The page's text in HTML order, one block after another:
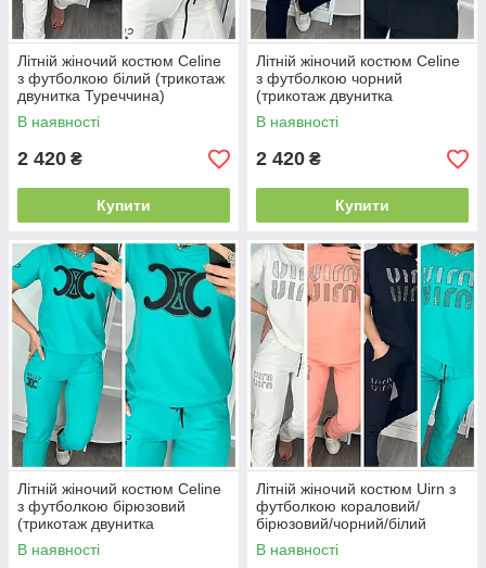
Літній жіночий костюм Celine
з футболкою білий (трикотаж
двунитка Туреччина)
В наявності
2 420 ₴
Купити
Літній жіночий костюм Celine
з футболкою чорний
(трикотаж двунитка
Туреччина)
В наявності
2 420 ₴
Купити
Літній жіночий костюм Celine
з футболкою бірюзовий
(трикотаж двунитка
Туреччина)
В наявності
Літній жіночий костюм Uirn з
футболкою кораловий/
бірюзовий/чорний/білий
(трикотаж двунитка
Туреччина)
В наявності